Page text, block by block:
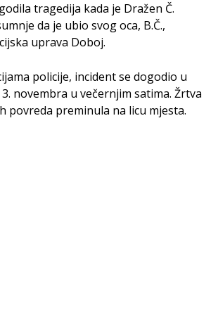
tragedija kada je Dražen Č.
da je ubio svog oca, B.Č.,
uprava Doboj.
policije, incident se dogodio u
novembra u večernjim satima. Žrtva
povreda preminula na licu mjesta.